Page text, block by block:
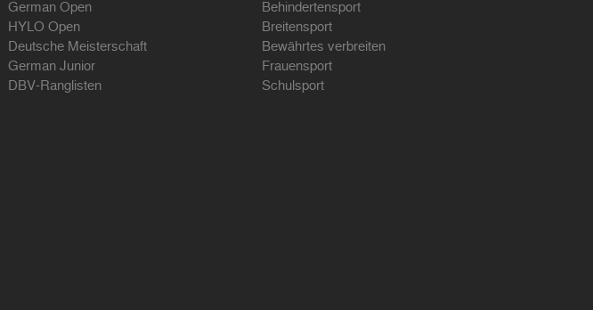
German Open
HYLO Open
Deutsche Meisterschaft
German Junior
DBV-Ranglisten
Behindertensport
Breitensport
Bewährtes verbreiten
Frauensport
Schulsport